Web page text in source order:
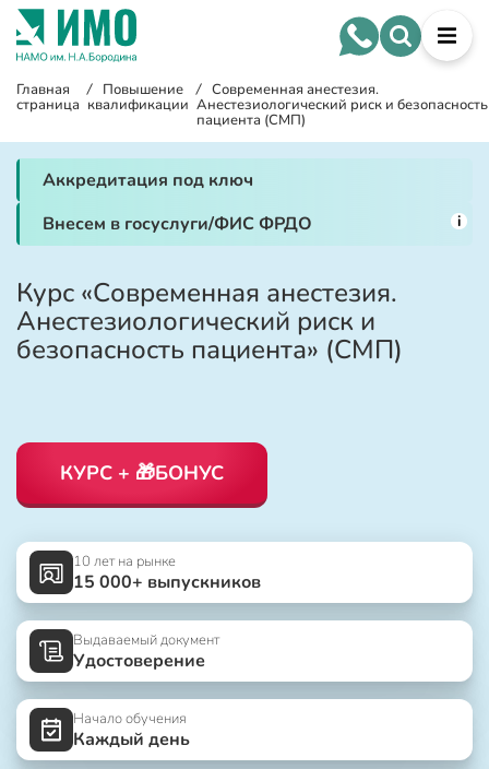
Главная
страница
/ Повышение
квалификации
/ Современная анестезия.
Анестезиологический риск и безопасность
пациента (СМП)
Аккредитация под ключ
Внесем в госуслуги/ФИС ФРДО
i
Курс «Современная анестезия.
Анестезиологический риск и
безопасность пациента» (СМП)
КУРС + 🎁БОНУС
10 лет на рынке
15 000+ выпускников
Выдаваемый документ
Удостоверение
Начало обучения
Каждый день